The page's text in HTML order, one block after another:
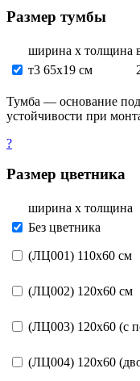
Размер тумбы
ширина х толщина
т3 65х19 см
Тумба — основание под
устойчивости при
?
Размер цветника
ширина х толщина
Без цветника
(ЛЦ001) 110х60 см
(ЛЦ002) 120х60 см
(ЛЦ003) 120х60 (с
(ЛЦ004) 120х60